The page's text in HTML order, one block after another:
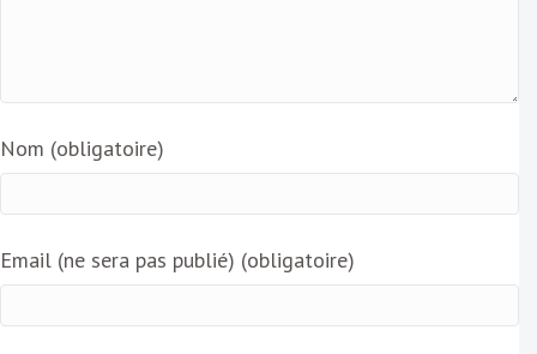
Nom (obligatoire)
Email (ne sera pas publié) (obligatoire)